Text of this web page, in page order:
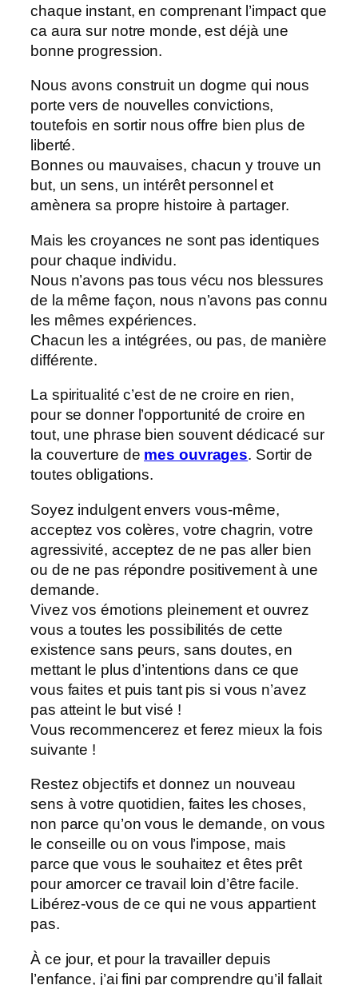
chaque instant, en comprenant l’impact que
ca aura sur notre monde, est déjà une
bonne progression.
Nous avons construit un dogme qui nous
porte vers de nouvelles convictions,
toutefois en sortir nous offre bien plus de
liberté.
Bonnes ou mauvaises, chacun y trouve un
but, un sens, un intérêt personnel et
amènera sa propre histoire à partager.
Mais les croyances ne sont pas identiques
pour chaque individu.
Nous n’avons pas tous vécu nos blessures
de la même façon, nous n’avons pas connu
les mêmes expériences.
Chacun les a intégrées, ou pas, de manière
différente.
La spiritualité c’est de ne croire en rien,
pour se donner l’opportunité de croire en
tout, une phrase bien souvent dédicacé sur
la couverture de mes ouvrages. Sortir de
toutes obligations.
Soyez indulgent envers vous-même,
acceptez vos colères, votre chagrin, votre
agressivité, acceptez de ne pas aller bien
ou de ne pas répondre positivement à une
demande.
Vivez vos émotions pleinement et ouvrez
vous a toutes les possibilités de cette
existence sans peurs, sans doutes, en
mettant le plus d’intentions dans ce que
vous faites et puis tant pis si vous n’avez
pas atteint le but visé !
Vous recommencerez et ferez mieux la fois
suivante !
Restez objectifs et donnez un nouveau
sens à votre quotidien, faites les choses,
non parce qu’on vous le demande, on vous
le conseille ou on vous l’impose, mais
parce que vous le souhaitez et êtes prêt
pour amorcer ce travail loin d’être facile.
Libérez-vous de ce qui ne vous appartient
pas.
À ce jour, et pour la travailler depuis
l’enfance, j’ai fini par comprendre qu’il fallait